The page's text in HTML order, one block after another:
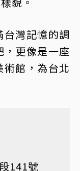
灣記憶的調
更像是一座
館，為台北
141號